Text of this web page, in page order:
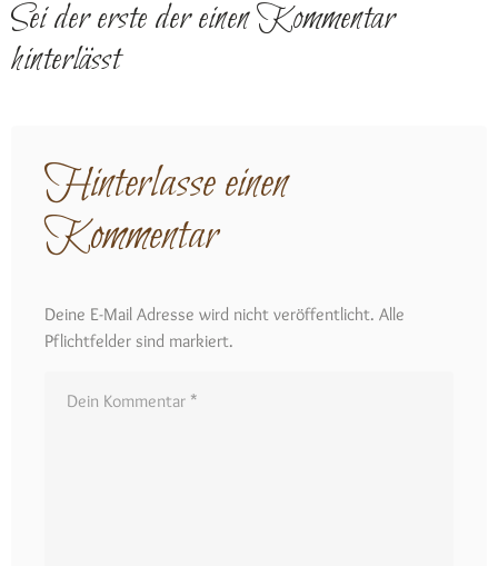
Sei der erste der einen Kommentar
hinterlässt
Hinterlasse einen
Kommentar
Deine E-Mail Adresse wird nicht veröffentlicht. Alle
Pflichtfelder sind markiert.